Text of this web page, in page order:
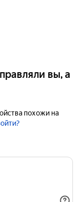
вы, а
похожи на